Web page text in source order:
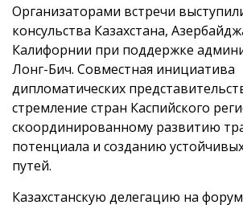
Организаторами встречи
консульства Казахстана,
Калифорнии при поддержке
Лонг-Бич. Совместная инициатива
дипломатических
стремление стран Каспийского
скоординированному развитию
потенциала и созданию
путей.
Казахстанскую делегацию на